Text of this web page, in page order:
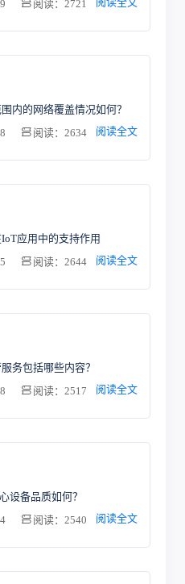
阅读：2721
内的网络覆盖情况如何？
阅读：2634 阅读全文
应用中的支持作用
阅读：2644 阅读全文
务包括哪些内容？
阅读：2517 阅读全文
设备品质如何？
阅读：2540 阅读全文